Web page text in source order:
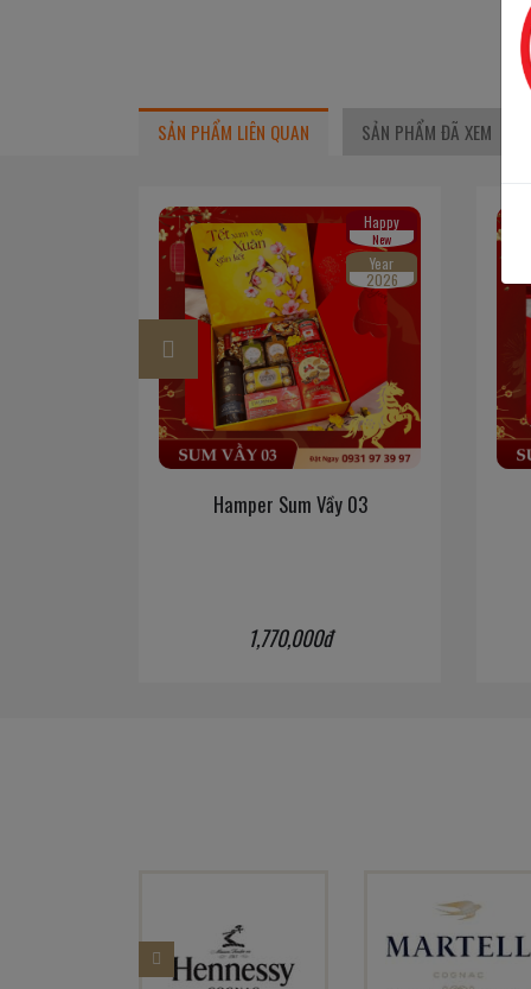
SẢN PHẨM LIÊN QUAN SẢN PHẨM ĐÃ XEM
Happy
New
Year
2026
Hamper Sum Vầy 03
1,770,000đ